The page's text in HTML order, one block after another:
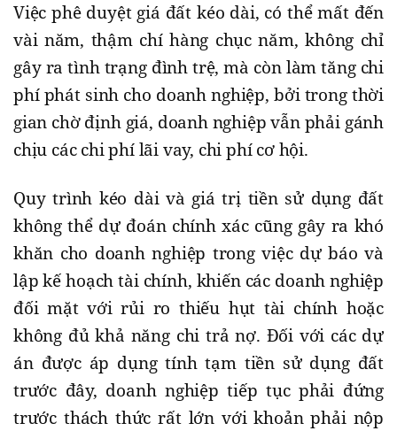
Việc phê duyệt giá đất kéo dài, có thể mất đến
vài năm, thậm chí hàng chục năm, không chỉ
gây ra tình trạng đình trệ, mà còn làm tăng chi
phí phát sinh cho doanh nghiệp, bởi trong thời
gian chờ định giá, doanh nghiệp vẫn phải gánh
chịu các chi phí lãi vay, chi phí cơ hội.
Quy trình kéo dài và giá trị tiền sử dụng đất
không thể dự đoán chính xác cũng gây ra khó
khăn cho doanh nghiệp trong việc dự báo và
lập kế hoạch tài chính, khiến các doanh nghiệp
đối mặt với rủi ro thiếu hụt tài chính hoặc
không đủ khả năng chi trả nợ. Đối với các dự
án được áp dụng tính tạm tiền sử dụng đất
trước đây, doanh nghiệp tiếp tục phải đứng
trước thách thức rất lớn với khoản phải nộp